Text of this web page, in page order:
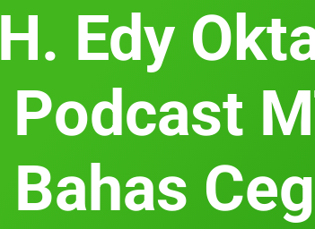
H. Edy
Podcast
Bahas